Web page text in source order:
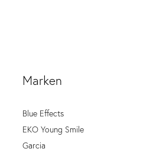
Marken
Blue Effects
EKO Young Smile
Garcia